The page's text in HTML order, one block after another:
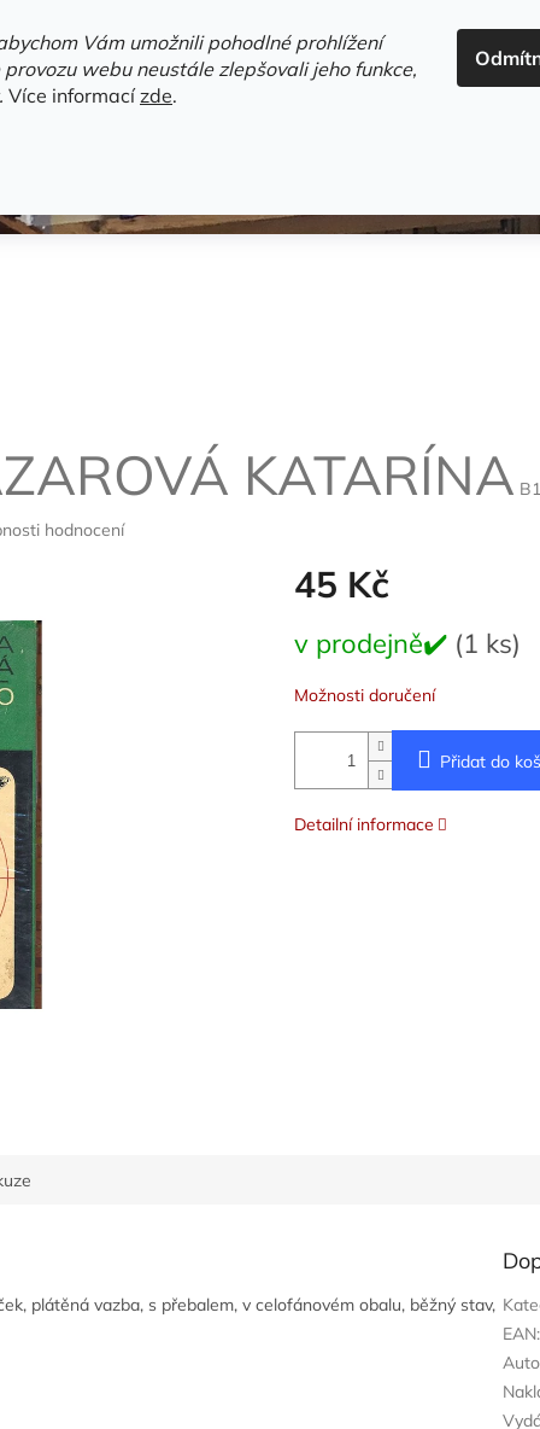
Vám umožnili pohodlné prohlížení
webu neustále zlepšovali jeho funkce,
Více informacízde.
HLEDAT
KATARÍNA
hodnocení
45 Kč
cena:
v prodejně✔️ (1 ks)
Možnosti doručení
Přidat do
Detailní informace
plátěná vazba, s přebalem, v celofánovém obalu, běžný stav,
EAN: